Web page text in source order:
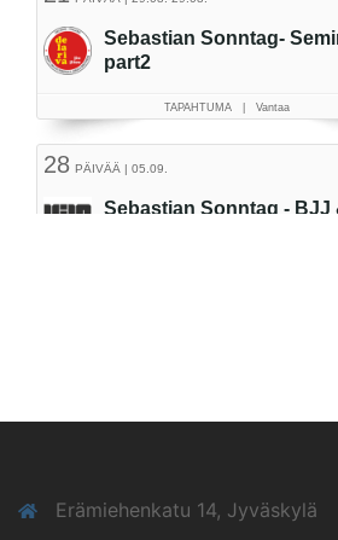
Erämiehenkatu 14, Jyväskylä